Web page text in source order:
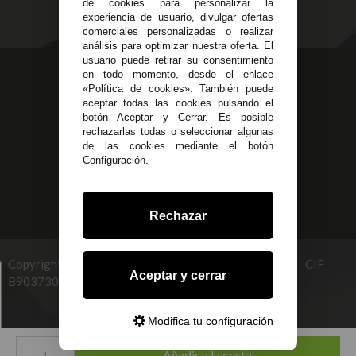
Políticas de Cookies
623 23 31 98
Atendemos Whatsapp
955 44 45 43/955 44 45 44
info@steielectronica.com
Avenida Plaza de Toros,
Local 3 Écija (Sevilla)
Copyright © 2026 STEI GLOBAL MULTISERVICES, S.L - CIF
B90373093. info@steielectronica.com
Desarrollado por
de cookies para personalizar la
experiencia de usuario, divulgar ofertas
comerciales personalizadas o realizar
análisis para optimizar nuestra oferta. El
usuario puede retirar su consentimiento
en todo momento, desde el enlace
«Política de cookies». También puede
aceptar todas las cookies pulsando el
botón Aceptar y Cerrar. Es posible
rechazarlas todas o seleccionar algunas
de las cookies mediante el botón
Configuración.
Rechazar
Aceptar y cerrar
Modifica tu configuración